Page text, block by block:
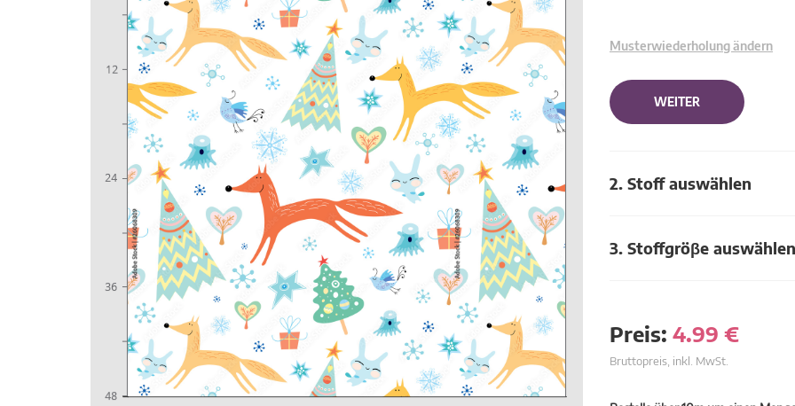
Musterwiederholung ändern
WEITER
2. Stoff auswählen
3. Stoffgröβe auswählen
Preis: 4.99 €
Bruttopreis, inkl. MwSt.